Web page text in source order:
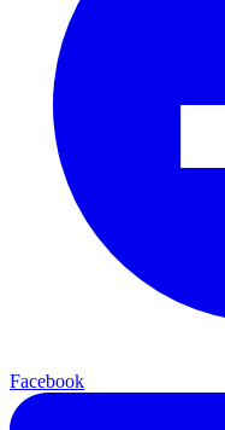
Facebook